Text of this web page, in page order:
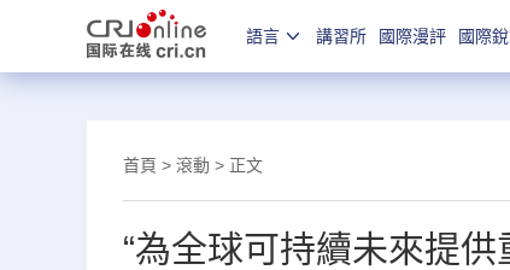
語言 講習所 國際漫評 國際
首頁 > 滾動 > 正文
“為全球可持續未來提